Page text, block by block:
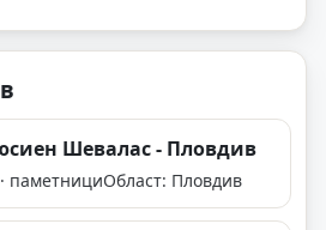
Шевалас - Пловдив
паметнициОбласт: Пловдив